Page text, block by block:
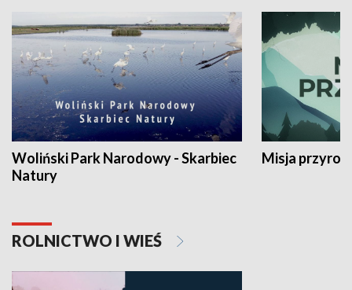
Woliński Park Narodowy - Skarbiec
Natury
Misja
ROLNICTWO I WIEŚ